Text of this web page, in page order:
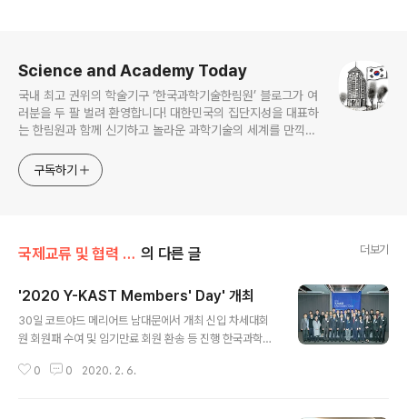
Science and Academy Today
국내 최고 권위의 학술기구 ‘한국과학기술한림원’ 블로그가 여
러분을 두 팔 벌려 환영합니다! 대한민국의 집단지성을 대표하
는 한림원과 함께 신기하고 놀라운 과학기술의 세계를 만끽하
구독하기
국제교류 및 협력 증진/Y-KAST 의 다른 글 더보기
'2020 Y-KAST Members' Day' 개최
30일 코트야드 메리어트 남대문에서 개최 신입 차세대회
원 회원패 수여 및 임기만료 회원 환송 등 진행 한국과학기
코트야드 메리어트 남대문에서 '2020 Y-KAST Memb
0 0 2020. 2. 6.